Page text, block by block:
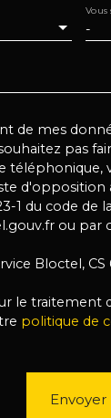
-
Vous
de mes
pas
téléphonique,
1 du code de
ou par
Bloctel, CS
le traitement
politique de
Envoyer